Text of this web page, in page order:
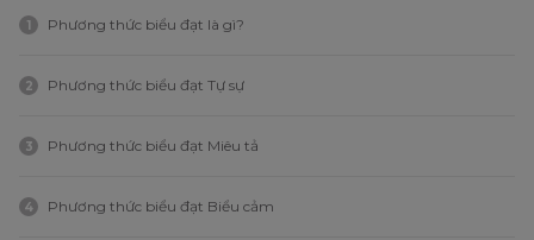
1 Phương thức biểu đạt là gì?
2 Phương thức biểu đạt Tự sự
3 Phương thức biểu đạt Miêu tả
4 Phương thức biểu đạt Biểu cảm